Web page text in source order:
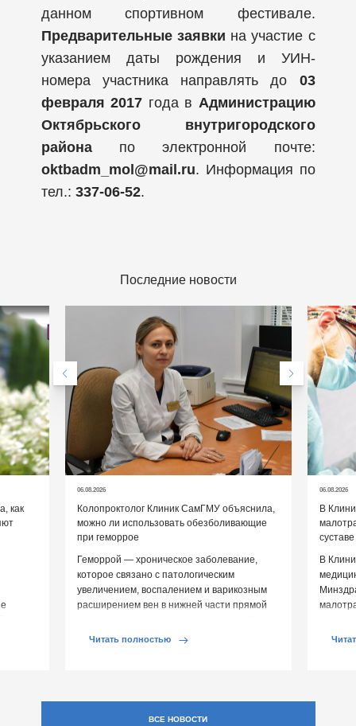
данном спортивном фестивале.
Предварительные заявки на участие с
указанием даты рождения и УИН-
номера участника направлять до 03
февраля 2017 года в Администрацию
Октябрьского внутригородского
районапо электронной почте:
oktbadm_mol@mail.ru. Информация по
тел.: 337-06-52.
Последние новости
как
06.08.2026
Колопроктолог Клиник СамГМУ объяснила,
можно ли использовать обезболивающие
при геморрое
Геморрой — хроническое заболевание,
которое связано с патологическим
увеличением, воспалением и варикозным
расширением вен в нижней части прямой
обострении […]
Читать полностью
06.08.2026
В
суставе
В
ВСЕ НОВОСТИ